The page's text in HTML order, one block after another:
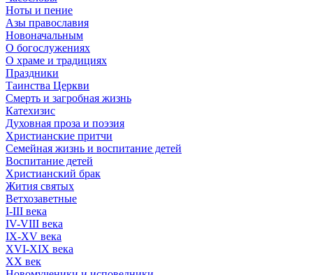
Ноты и пение
Азы православия
Новоначальным
О богослужениях
О храме и традициях
Праздники
Таинства Церкви
Смерть и загробная жизнь
Катехизис
Духовная проза и поэзия
Христианские притчи
Семейная жизнь и воспитание детей
Воспитание детей
Христианский брак
Жития святых
Ветхозаветные
I-III века
IV-VIII века
IX-XV века
XVI-XIX века
XX век